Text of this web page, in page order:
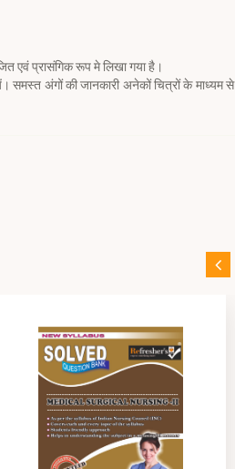
एवं प्रासंगिक रूप मे लिखा गया है।
समस्त अंगों की जानकारी अनेकों चित्रों के माध्यम से